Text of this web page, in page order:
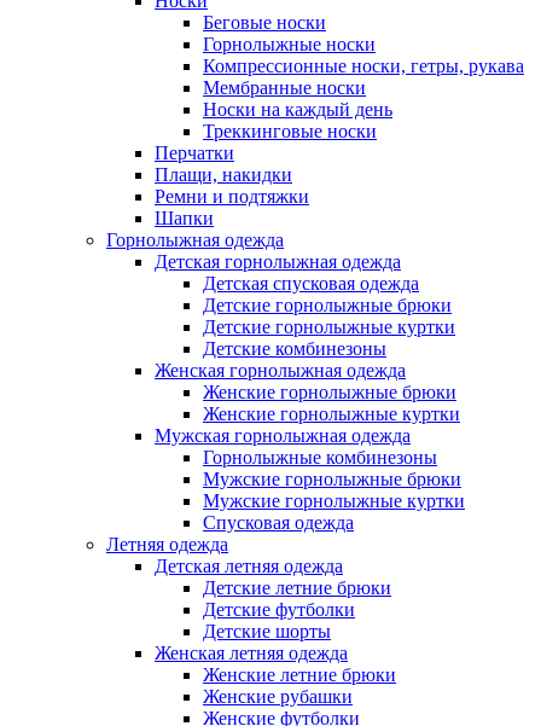
Беговые носки
Горнолыжные носки
Компрессионные носки, гетры, рукава
Мембранные носки
Носки на каждый день
Треккинговые носки
Перчатки
Плащи, накидки
Ремни и подтяжки
Шапки
Горнолыжная одежда
Детская горнолыжная одежда
Детская спусковая одежда
Детские горнолыжные брюки
Детские горнолыжные куртки
Детские комбинезоны
Женская горнолыжная одежда
Женские горнолыжные брюки
Женские горнолыжные куртки
Мужская горнолыжная одежда
Горнолыжные комбинезоны
Мужские горнолыжные брюки
Мужские горнолыжные куртки
Спусковая одежда
Летняя одежда
Детская летняя одежда
Детские летние брюки
Детские футболки
Детские шорты
Женская летняя одежда
Женские летние брюки
Женские рубашки
Женские футболки